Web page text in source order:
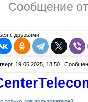
Сообщение
с друзьями:
19.06.2025, 18:50 |